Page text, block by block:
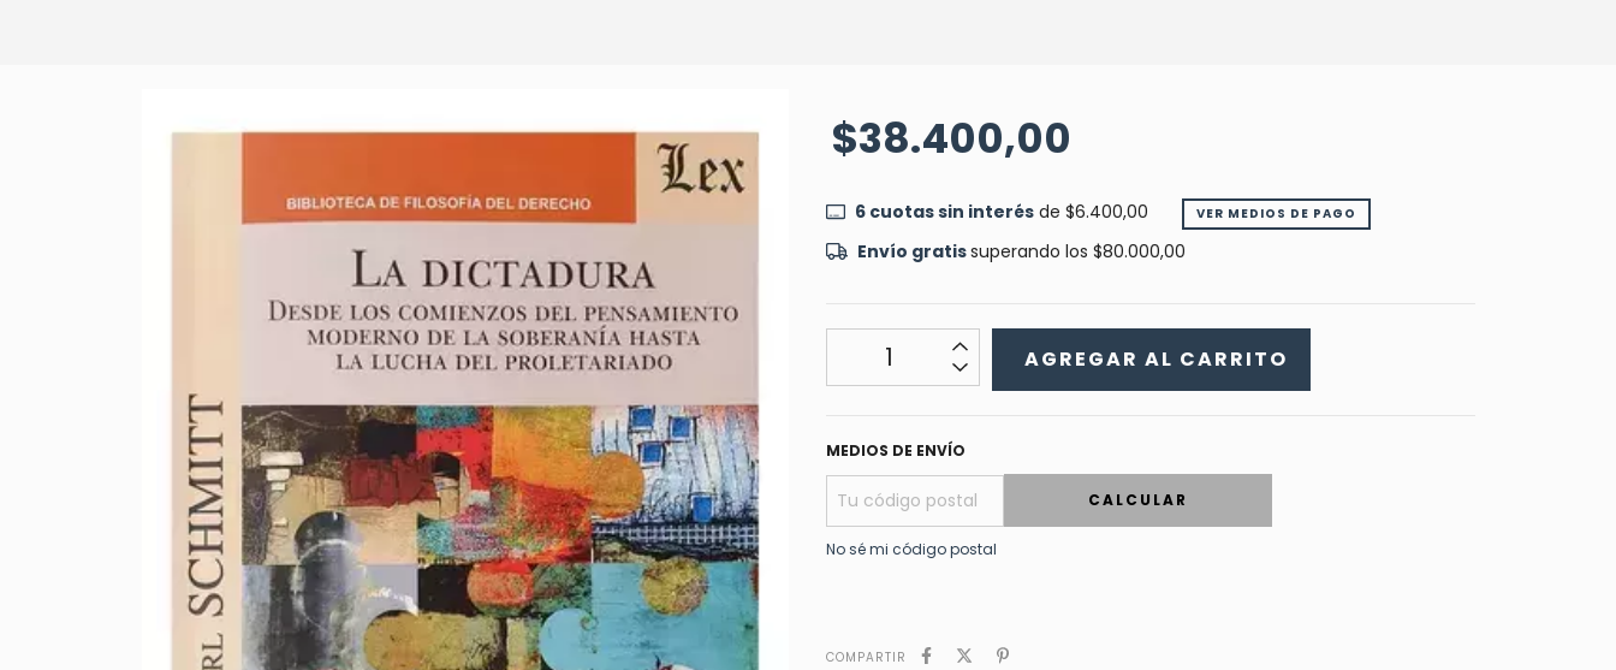
$38.400,00
6cuotas sin interésde $6.400,00 VER MEDIOS DE PAGO
Envío gratissuperando los $80.000,00
MEDIOS DE ENVÍO
CALCULAR
No sé mi código postal
COMPARTIR